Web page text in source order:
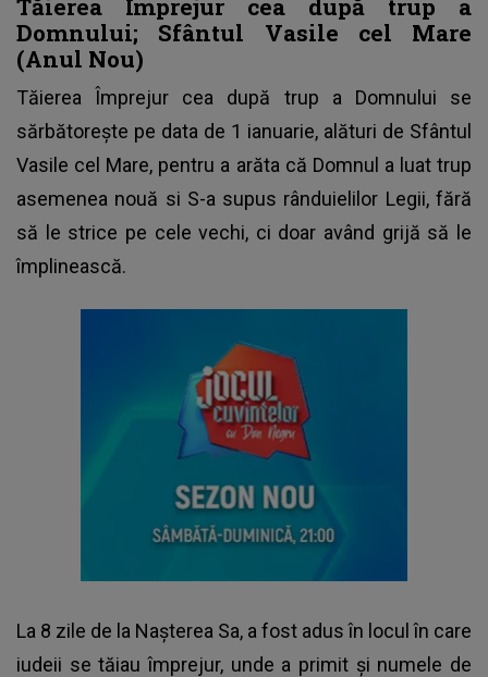
Tăierea Împrejur cea după trup a
Domnului; Sfântul Vasile cel Mare
(Anul Nou)
Tăierea Împrejur cea după trup a Domnului se
sărbătorește pe data de 1 ianuarie, alături de Sfântul
Vasile cel Mare, pentru a arăta că Domnul a luat trup
asemenea nouă si S-a supus rânduielilor Legii, fără
să le strice pe cele vechi, ci doar având grijă să le
împlinească.
La 8 zile de la Nașterea Sa, a fost adus în locul în care
iudeii se tăiau împrejur, unde a primit și numele de